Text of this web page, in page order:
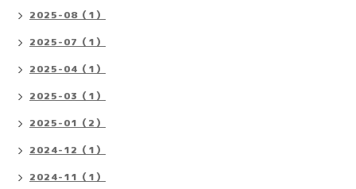
2025-08（1）
2025-07（1）
2025-04（1）
2025-03（1）
2025-01（2）
2024-12（1）
2024-11（1）